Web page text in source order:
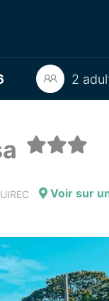
2
Voir sur